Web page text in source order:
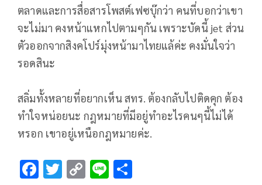
ตลาดและการสื่อสารโพสต์เฟซบุ๊กว่า คนที่บอกว่าเขา
จะไม่มา คงหน้าแหกไปตามๆกัน เพราะบัดนี้ jet ส่วน
ตัวออกจากสิงคโปร์มุ่งหน้ามาไทยแล้ค่ะ คงมั่นใจว่า
รอดสินะ
สลิ่มทั้งหลายที่อยากเห็น สทร. ต้องกลับไปติดคุก ต้อง
ทำใจหน่อยนะ กฎหมายที่มีอยู่ทำอะไรคนๆนี้ไม่ได้
หรอก เขาอยู่เหนือกฎหมายค่ะ.
F T C Li